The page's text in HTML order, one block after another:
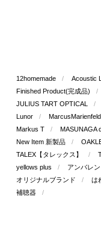
12homemade Acoustic
Finished Product(完成品)
JULIUS TART OPTICAL
Lunor
Markus T
MASUNAGA
New Item 新製品
TALEX【タレックス】
yellows plus
アンバレ
オリジナルブランド
は
補聴器